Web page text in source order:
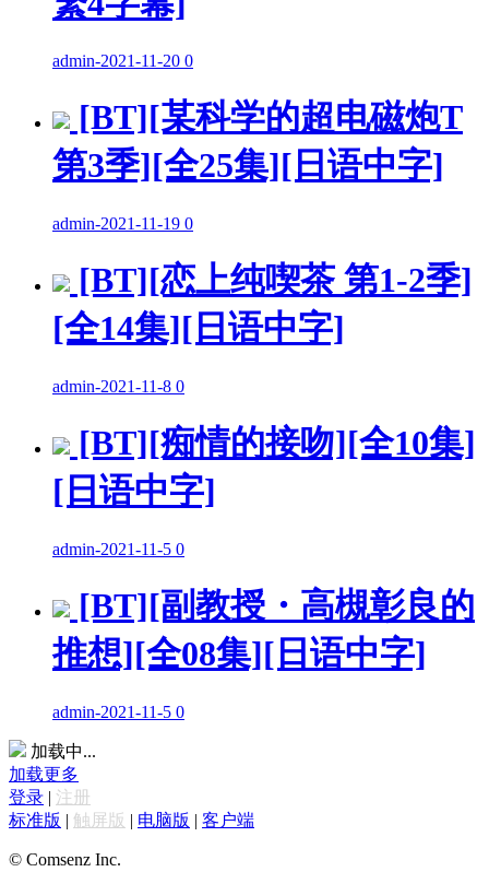
admin-2021-11-20 0
[BT][某科学的超电磁炮T
第3季][全25集][日语中字]
admin-2021-11-19 0
[BT][恋上纯喫茶 第1-2季]
[全14集][日语中字]
admin-2021-11-8 0
[BT][痴情的接吻][全10集]
[日语中字]
admin-2021-11-5 0
[BT][副教授・高槻彰良的
推想][全08集][日语中字]
admin-2021-11-5 0
加载中...
加载更多
登录 | 注册
标准版 | 触屏版 | 电脑版 | 客户端
© Comsenz Inc.